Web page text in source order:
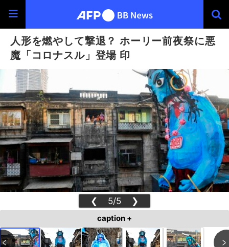
人形を燃やして撃退？ ホーリー前夜祭に悪
魔「コロナスル」登場 印
❮ 5/5 ❯
caption +